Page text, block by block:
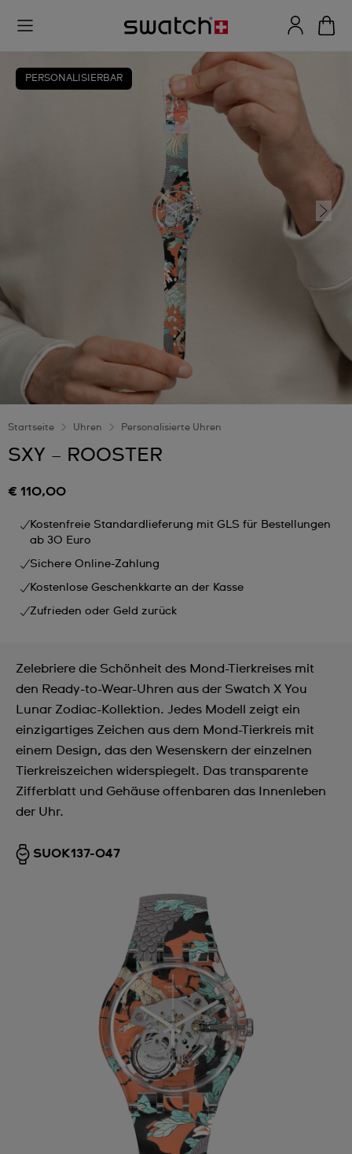
PERSONALISIERBAR
Startseite Uhren Personalisierte Uhren
SXY – ROOSTER
€ 110,00
Kostenfreie Standardlieferung mit GLS für Bestellungen
ab 30 Euro
Sichere Online-Zahlung
Kostenlose Geschenkkarte an der Kasse
Zufrieden oder Geld zurück
Zelebriere die Schönheit des Mond-Tierkreises mit
den Ready-to-Wear-Uhren aus der Swatch X You
Lunar Zodiac-Kollektion. Jedes Modell zeigt ein
einzigartiges Zeichen aus dem Mond-Tierkreis mit
einem Design, das den Wesenskern der einzelnen
Tierkreiszeichen widerspiegelt. Das transparente
Zifferblatt und Gehäuse offenbaren das Innenleben
der Uhr.
SUOK137-047